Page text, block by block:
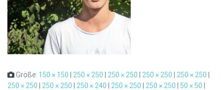
Größe: 150 × 150 250 × 250 250 × 250 250 × 250 250 × 250
250 × 250
250 × 250 250 × 240 250 × 250 250 × 250 50 × 50